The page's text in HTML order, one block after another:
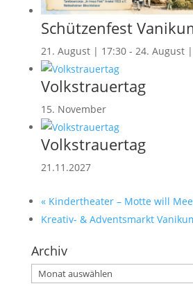
Schützenfest
21. August | 17:30- 24. August
Volkstrauertag
15. November
Volkstrauertag
21.11.2027
«Kindertheater – Motte will
Kreativ- & Adventsmarkt
Archiv
Archiv